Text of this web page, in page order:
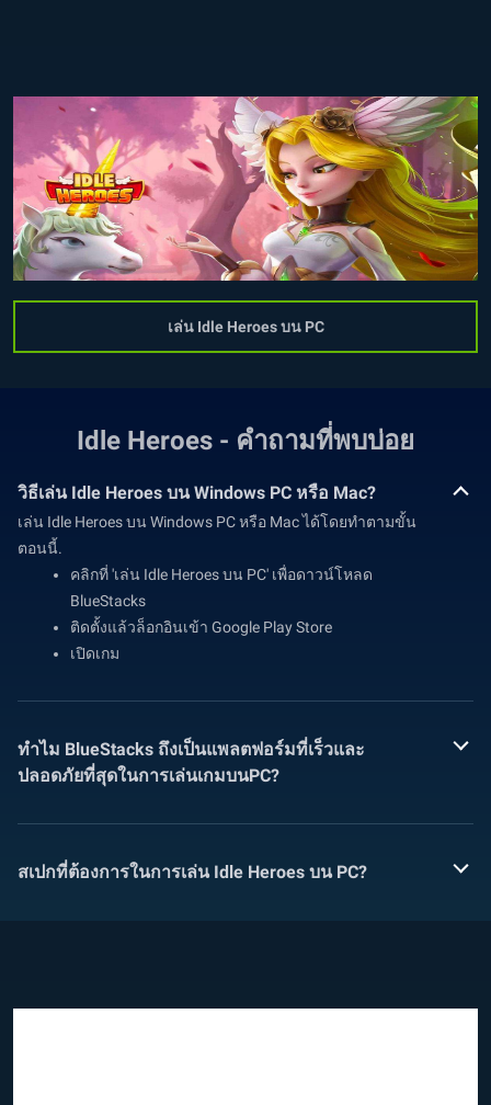
เล่น Idle Heroes บน PC
Idle Heroes - คำถามที่พบบ่อย
วิธีเล่น Idle Heroes บน Windows PC หรือ Mac?
เล่น Idle Heroes บน Windows PC หรือ Mac ได้โดยทำตามขั้น
ตอนนี้.
คลิกที่ 'เล่น Idle Heroes บน PC' เพื่อดาวน์โหลด
BlueStacks
ติดตั้งแล้วล็อกอินเข้า Google Play Store
เปิดเกม
ทำไม BlueStacks ถึงเป็นแพลตฟอร์มที่เร็วและ
ปลอดภัยที่สุดในการเล่นเกมบนPC?
สเปกที่ต้องการในการเล่น Idle Heroes บน PC?